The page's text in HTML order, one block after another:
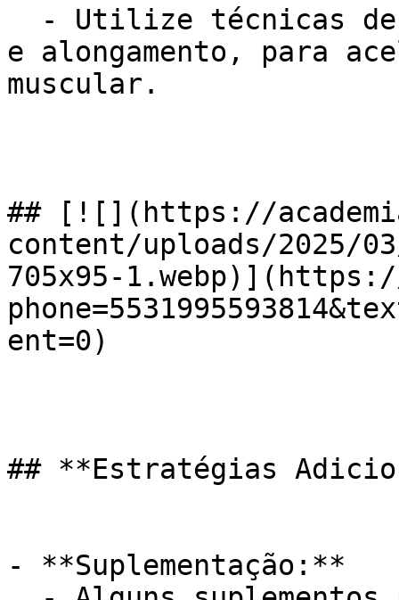
e alongamento, para
muscular.
## [![](https://
content/uploads/2025/
705x95-
ent=0)
## **Estratégias
- **Suplementação:**